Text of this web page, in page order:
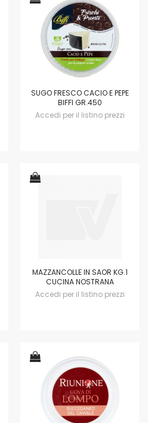
SUGO FRESCO CACIO E PEPE
BIFFI GR.450
Accedi per il listino prezzi
MAZZANCOLLE IN SAOR KG.1
CUCINA NOSTRANA
Accedi per il listino prezzi